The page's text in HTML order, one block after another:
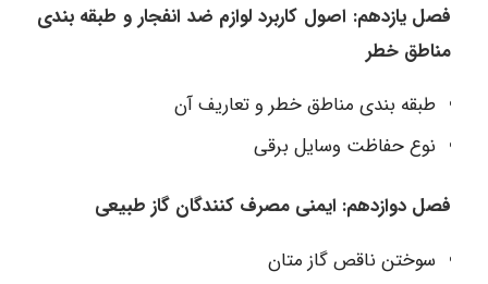
فصل یازدهم: اصول کاربرد لوازم ضد انفجار و طبقه بندی
مناطق خطر
طبقه بندی مناطق خطر و تعاریف آن
نوع حفاظت وسایل برقی
فصل دوازدهم: ایمنی مصرف کنندگان گاز طبیعی
سوختن ناقص گاز متان